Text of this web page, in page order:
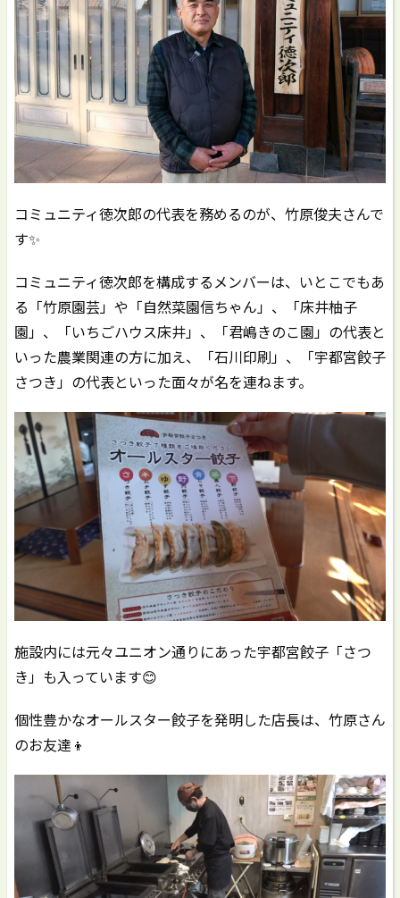
コミュニティ徳次郎の代表を務めるのが、竹原俊夫さんで
す✨
コミュニティ徳次郎を構成するメンバーは、いとこでもあ
る「竹原園芸」や「自然菜園信ちゃん」、「床井柚子
園」、「いちごハウス床井」、「君嶋きのこ園」の代表と
いった農業関連の方に加え、「石川印刷」、「宇都宮餃子
さつき」の代表といった面々が名を連ねます。
施設内には元々ユニオン通りにあった宇都宮餃子「さつ
き」も入っています😊
個性豊かなオールスター餃子を発明した店長は、竹原さん
のお友達👦